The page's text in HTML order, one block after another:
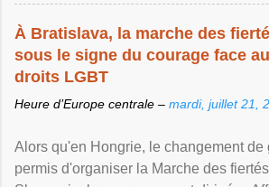
À Bratislava, la marche des
sous le signe du courage face
droits LGBT
Heure d’Europe centrale – mardi, juillet 21,
Alors qu'en Hongrie, le changement de
permis d'organiser la Marche des